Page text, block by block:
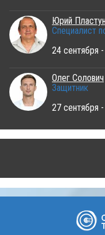
Юрий Пластун
Специалист
24 сентября
Олег Солович
Защитник
27 сентября